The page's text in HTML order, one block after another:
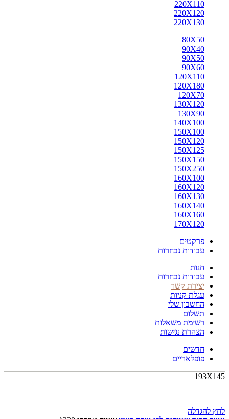
220X110
220X120
220X130
80X50
90X40
90X50
90X60
120X110
120X180
120X70
130X120
130X90
140X100
150X100
150X120
150X125
150X150
150X250
160X100
160X120
160X130
160X140
160X160
170X120
פרקטים
עבודות נבחרות
חנות
עבודות נבחרות
יצירת קשר
עגלת קניות
החשבון שלי
תשלום
רשימת משאלות
הצהרת נגישות
חדשים
פופלאריים
193X145
לחץ להגדלה